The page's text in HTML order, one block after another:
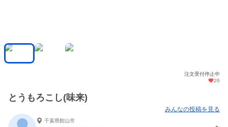
注文受付停止中
26
とうもろこし(味来)
みんなの投稿を見る
千葉県館山市